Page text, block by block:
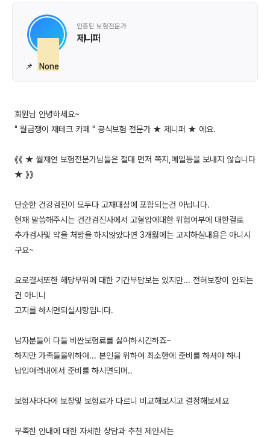
인증된 보험전문가
제니퍼
📌 None
회원님 안녕하세요~
" 월급쟁이 재테크 카페 " 공식보험 전문가 ★ 제니퍼 ★ 에요.
《《 ★ 월재연 보험전문가님들은 절대 먼저 쪽지,메일등을 보내지 않습니다
★ 》》
단순한 건강검진이 모두다 고재대상에 포함되는건 아닙니다.
현재 말씀해주시는 건간검진사에서 고혈압에대한 위험여부에 대한걸로
추가검사및 약을 처방을 하지않았다면 3개웛에는 고지하실내용은 아니시
구요~
요로결서또한 해당부위에 대한 기간부담보는 있지만... 전혀보장이 안되는
건 아니니
고지를 하시면되실사항입니다.
남자분들이 다들 비싼보험료를 싫어하시긴하죠~
하지만 가족들을위하여... 본인을 위하여 최소한에 준비를 하셔야 하니
납입여력내에서 준비를 하시면되며..
보험사마다에 보장및 보험료가 다르니 비교해보시고 결정해보세요
부족한 안내에 대한 자세한 상담과 추천 제안서는